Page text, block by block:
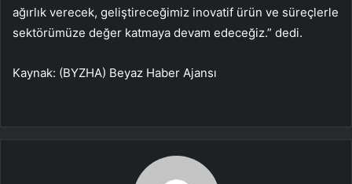
ağırlık verecek, geliştireceğimiz inovatif ürün ve süreçlerle
sektörümüze değer katmaya devam edeceğiz.” dedi.
Kaynak: (BYZHA) Beyaz Haber Ajansı